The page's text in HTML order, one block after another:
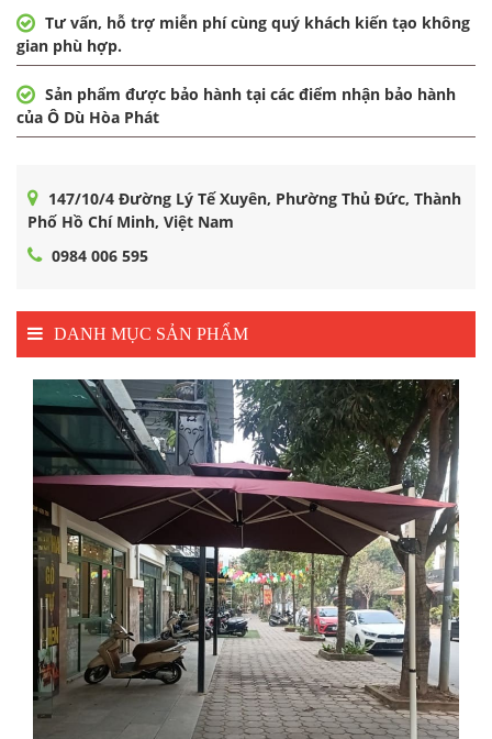
Tư vấn, hỗ trợ miễn phí cùng quý khách kiến tạo không
gian phù hợp.
Sản phẩm được bảo hành tại các điểm nhận bảo hành
của Ô Dù Hòa Phát
147/10/4 Đường Lý Tế Xuyên, Phường Thủ Đức, Thành
Phố Hồ Chí Minh, Việt Nam
0984 006 595
DANH MỤC SẢN PHẨM